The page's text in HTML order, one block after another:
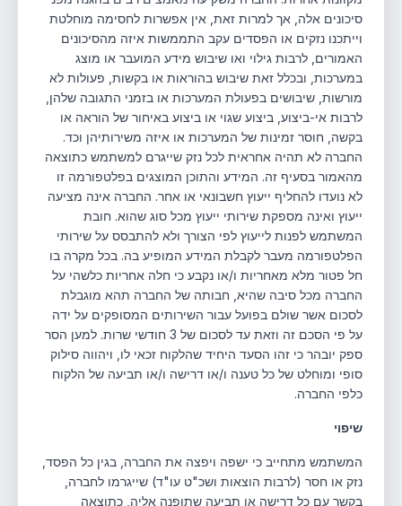
סיכונים אלה, אך למרות זאת, אין אפשרות לחסימה מוחלטת
וייתכנו נזקים או הפסדים עקב התממשות איזה מהסיכונים
האמורים, לרבות גילוי ואו שיבוש מידע המועבר או מוצג
במערכות, ובכלל זאת שיבוש בהוראות או בקשות, פעולות לא
מורשות, שיבושים בפעולת המערכות או בזמני התגובה שלהן,
לרבות אי-ביצוע, ביצוע שגוי או ביצוע באיחור של הוראה או
בקשה, חוסר זמינות של המערכות או איזה משירותיהן וכד.
החברה לא תהיה אחראית לכל נזק שייגרם למשתמש כתוצאה
מהאמור בסעיף זה. המידע והתוכן המוצגים בפלטפורמה זו
לא נועדו להחליף ייעוץ חשבונאי או אחר. החברה אינה מציעה
ייעוץ ואינה מספקת שירותי ייעוץ מכל סוג שהוא. חובת
המשתמש לפנות לייעוץ לפי הצורך ולא להתבסס על שירותי
הפלטפורמה מעבר לקבלת המידע המופיע בה. בכל מקרה בו
חל פטור מלא מאחריות ו/או נקבע כי חלה אחריות כלשהי על
החברה מכל סיבה שהיא, חבותה של החברה תהא מוגבלת
לסכום אשר שולם בפועל עבור השירותים המסופקים על ידה
על פי הסכם זה וזאת עד לסכום של 3 חודשי שרות. למען הסר
ספק יובהר כי זהו הסעד היחיד שהלקוח זכאי לו, ויהווה סילוק
סופי ומוחלט של כל טענה ו/או דרישה ו/או תביעה של הלקוח
כלפי החברה.
שיפוי
המשתמש מתחייב כי ישפה ויפצה את החברה, בגין כל הפסד,
נזק או חסר (לרבות הוצאות ושכ"ט עו"ד) שייגרמו לחברה,
בקשר עם כל דרישה או תביעה שתופנה אליה, כתוצאה